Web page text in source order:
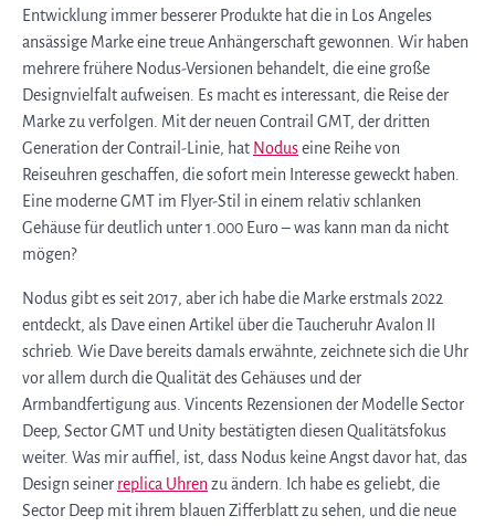
Entwicklung immer besserer Produkte hat die in Los Angeles
ansässige Marke eine treue Anhängerschaft gewonnen. Wir haben
mehrere frühere Nodus-Versionen behandelt, die eine große
Designvielfalt aufweisen. Es macht es interessant, die Reise der
Marke zu verfolgen. Mit der neuen Contrail GMT, der dritten
Generation der Contrail-Linie, hat Noduseine Reihe von
Reiseuhren geschaffen, die sofort mein Interesse geweckt haben.
Eine moderne GMT im Flyer-Stil in einem relativ schlanken
Gehäuse für deutlich unter 1.000 Euro – was kann man da nicht
mögen?
Nodus gibt es seit 2017, aber ich habe die Marke erstmals 2022
entdeckt, als Dave einen Artikel über die Taucheruhr Avalon II
schrieb. Wie Dave bereits damals erwähnte, zeichnete sich die Uhr
vor allem durch die Qualität des Gehäuses und der
Armbandfertigung aus. Vincents Rezensionen der Modelle Sector
Deep, Sector GMT und Unity bestätigten diesen Qualitätsfokus
weiter. Was mir auffiel, ist, dass Nodus keine Angst davor hat, das
Design seiner replica Uhren zu ändern. Ich habe es geliebt, die
Sector Deep mit ihrem blauen Zifferblatt zu sehen, und die neue